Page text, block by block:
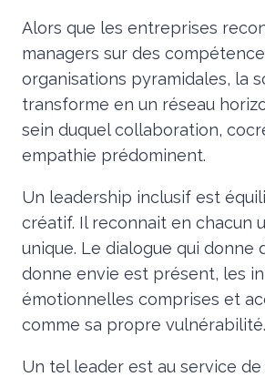
Alors que les entreprises
managers sur des
organisations pyramidales, la
transforme en un réseau
sein duquel collaboration,
empathie prédominent.
Un leadership inclusif est
créatif. Il reconnait en chacun
unique. Le dialogue qui donne
donne envie est présent, les
émotionnelles comprises et
comme sa propre vulnérabilité.
Un tel leader est au service